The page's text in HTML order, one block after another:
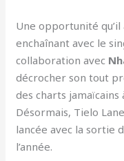
Une opportunité
enchaînant avec le
collaboration avec
décrocher son tout
des charts jamaïcains
Désormais, Tielo
lancée avec la sortie
l’année.